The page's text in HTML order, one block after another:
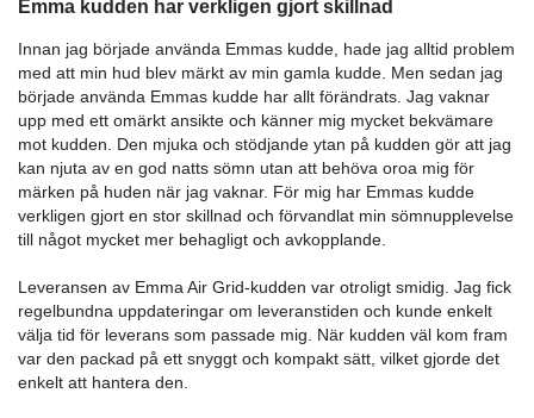
Dessutom är den väldigt lätt att hålla ren tack vare
design, vilket är ett stort plus.
Den första saken som slog mig var den otroliga
Kudden kombinerar mjukhet med precis lagom
gör det lätt att somna och sova djupt genom hela
uppskattade också kuddens goda ventilation, vilket
design är en annan fördel, eftersom den stödjer
på ett sätt som minskar tryckpunkter och främjar en
hållning under sömnen. Jag märkte en betydande
nackspänning och stelhet efter att ha använt denna